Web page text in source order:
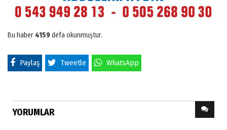
Bu haber 4159defa okunmuştur.
Paylaş Tweetle WhatsApp
YORUMLAR